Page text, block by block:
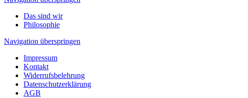
Das sind wir
Philosophie
Navigation überspringen
Impressum
Kontakt
Widerrufsbelehrung
Datenschutzerklärung
AGB